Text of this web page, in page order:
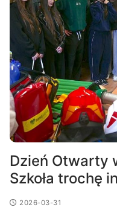
Dzień Otwarty
Szkoła trochę
2026-03-31